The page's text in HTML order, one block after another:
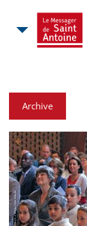
Archive